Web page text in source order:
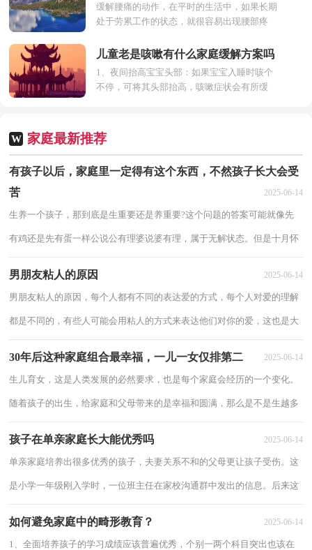
缓解腰痛的动作，在平时的生活中，如果长期
处于劳累工作的状态，就很容易出现腰部疼
持不良的坐姿也容易出现...
儿童老是咳嗽有什么家庭缓解方案吗
1、夜间抬高宝宝头部：如果宝宝入睡时咳个
不停，可将其头部抬高，咳嗽症状会有所缓
W 家庭最新推荐
有孩子以后，家庭里一定得有这个东西，不然孩子长大会受
苦
2025-06-14
生养一个孩子，那到底是生重要还是养重要?这个问题的答案可能就像先
有鸡还是先有蛋一样公说公有理婆说婆有理，属于无解状态。但是十月怀
男朋友粘人的原因 2025-06-14
男朋友粘人的原因，每个人都有不同的表达爱的方式，每个人对爱的理解
都是不同的，有些人可能会用粘人的方式来表达他们对你的爱，这也是大
30年后这种家庭组合最幸福，一儿一女仅排第二 2025-06-14
生儿育女，这是人类发展的必然要求，也是每个家庭会经历的一个变化。
随着孩子的出生，给家庭和父母带来的是幸福和圆满，那么是不是生越多
孩子在单亲家庭长大能优秀吗 2025-06-14
单亲家庭培养出很多优秀的孩子，夫妻关系不和的父母更让孩子受伤。这
是小学一年级刚入学时，一位班主任在家校沟通群中发出的信息。后来这
如何避免家庭中的畸形教育？ 2025-06-14
1、全面培养孩子的学习成绩应该普遍优秀，个别一两个科目突出也该在